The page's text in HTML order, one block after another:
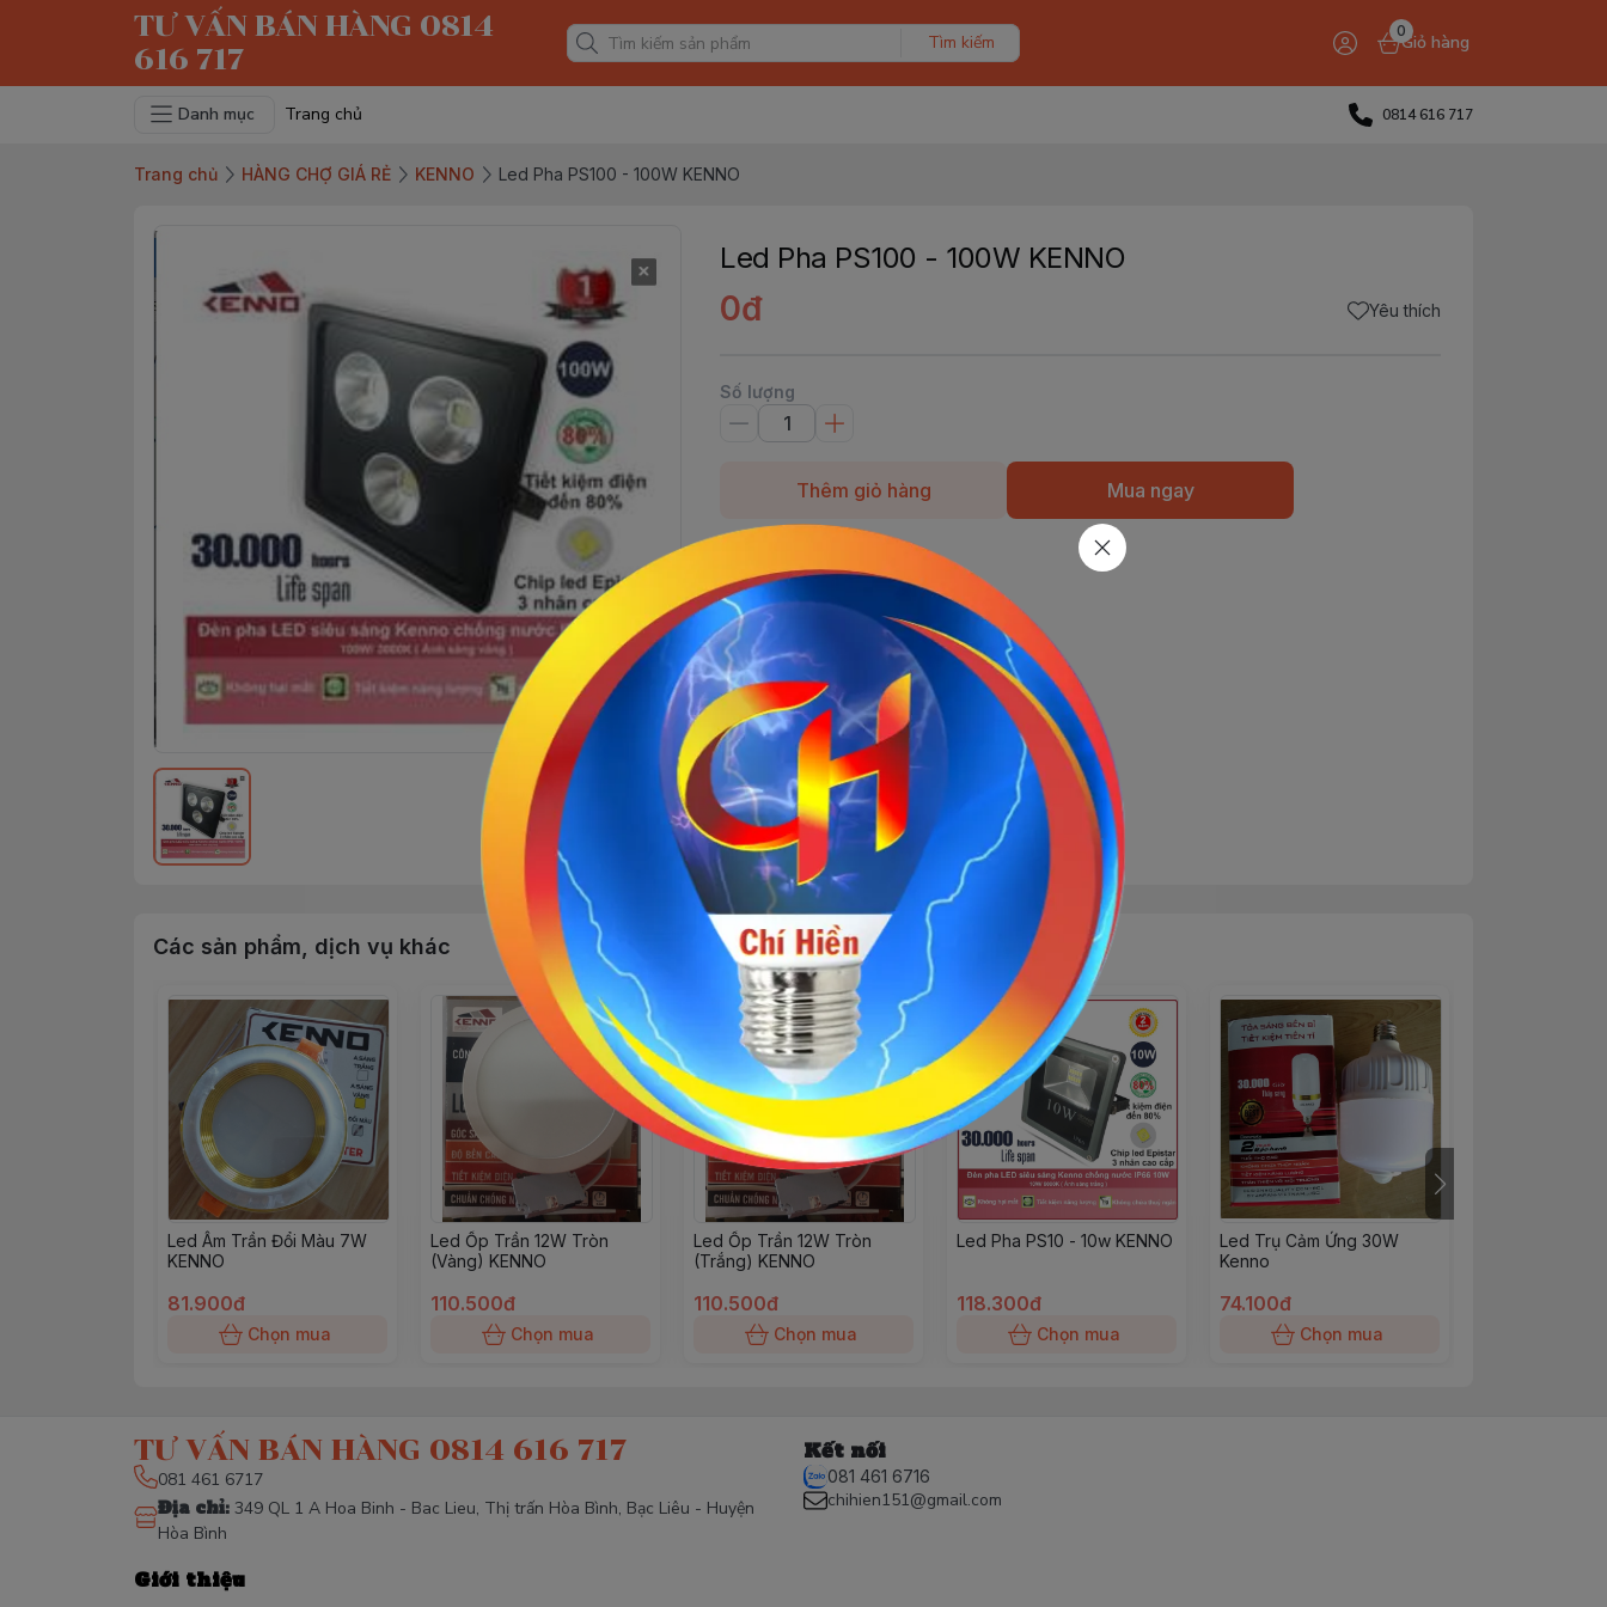
TƯ VẤN BÁN HÀNG 0814
616 717
Tìm kiếm
0
Giỏ hàng
Danh mục Trang chủ 0814 616 717
Trang chủ HÀNG CHỢ GIÁ RẺ KENNO Led Pha PS100 - 100W KENNO
Led Pha PS100 - 100W KENNO
0đ Yêu thích
Số lượng
Thêm giỏ hàng Mua ngay
Các sản phẩm, dịch vụ khác
Led Âm Trần Đổi Màu 7W
KENNO
81.900đ
Chọn mua
Led Ốp Trần 12W Tròn
(Vàng) KENNO
110.500đ
Chọn mua
Led Ốp Trần 12W Tròn
(Trắng) KENNO
110.500đ
Chọn mua
Led Pha PS10 - 10w KENNO
118.300đ
Chọn mua
Led Trụ Cảm Ứng 30W
Kenno
74.100đ
Chọn mua
TƯ VẤN BÁN HÀNG 0814 616 717
081 461 6717
Địa chỉ: 349 QL 1 A Hoa Binh - Bac Lieu, Thị trấn Hòa Bình, Bạc Liêu - Huyện
Hòa Bình
Kết nối
081 461 6716
chihien151@gmail.com
Giới thiệu